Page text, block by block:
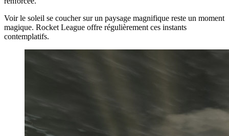
Voir le soleil se coucher sur un paysage magnifique reste un moment
magique. Rocket League offre régulièrement ces instants
contemplatifs.